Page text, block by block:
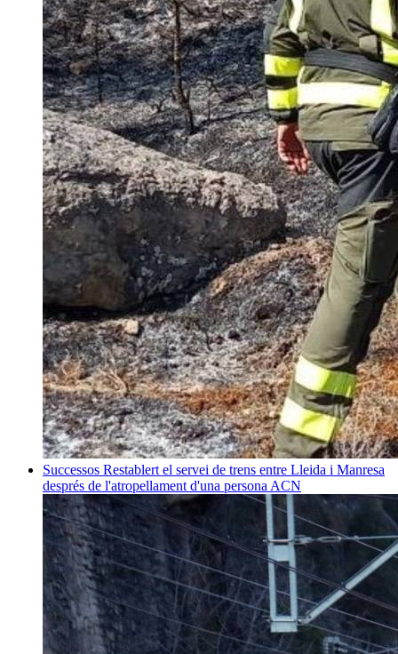
Successos Restablert el servei de trens entre Lleida i Manresa
després de l'atropellament d'una persona ACN